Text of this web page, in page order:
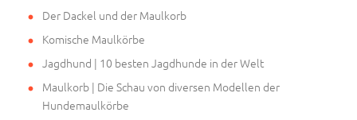
Der Dackel und der Maulkorb
Komische Maulkörbe
Jagdhund | 10 besten Jagdhunde in der Welt
Maulkorb | Die Schau von diversen Modellen der
Hundemaulkörbe